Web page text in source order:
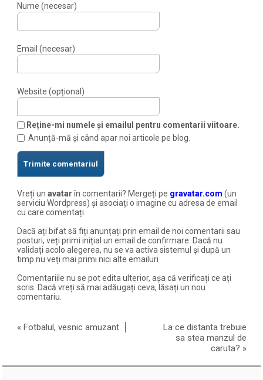
Nume (necesar)
Email (necesar)
Website (opțional)
Reține-mi numele și emailul pentru comentarii viitoare.
Anunță-mă și când apar noi articole pe blog.
Vreți unavatarîn comentarii? Mergeți pe gravatar.com (un
serviciu Wordpress) și asociați o imagine cu adresa de email
cu care comentați.
Dacă ați bifat să fiți anunțați prin email de noi comentarii sau
posturi, veți primi inițial un email de confirmare. Dacă nu
validați acolo alegerea, nu se va activa sistemul și după un
timp nu veți mai primi nici alte emailuri
Comentariile nu se pot edita ulterior, așa că verificați ce ați
scris. Dacă vreți să mai adăugați ceva, lăsați un nou
comentariu.
«Fotbalul, vesnic amuzant
La ce distanta trebuie
sa stea manzul de
caruta? »